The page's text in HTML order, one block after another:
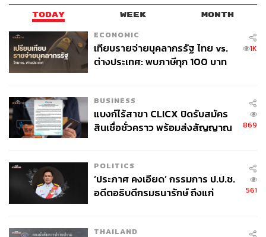
เฟืองเล็กๆ ที่ช่วยก่อร่างสร้างบ้านหลังใหญ่ แล้วที่ผ่านมาบ้าน
เมืองเรามีความขัดแย้ง มีการปฏิวัติ รัฐประหาร เราย้อนกลับ
ไปตั้งแต่ปี 2557 คสช. ยึดอำนาจ ก็บริหารบ้านเมืองอย่างที่เรา
อีก 4 ปีที่ผ่านมาเราก็มีผู้บริหารชุดเดิม ผมดูแล้วว่าเศรษฐกิจก็
มีปัญหา สังคม การเมืองก็มีปัญหา ฉะนั้นวันนี้ที่ผมออกจาก
บ้านหลังใหญ่ไม่ต้องถามเลยว่าผมจะไปไหน
รามคำแหง แล้วมีรัฐประหาร 2549 ผมก็ได้อยู่กับกลุ่มคนวัน
เสาร์ไม่เอาเผด็จการ ต่อมาปี 2553 ผมก็โดนคดีก่อการร้าย
อยู่ในแกนนำ ในการต่อสู้ทุกครั้งเราไม่เคยคิดเลยว่าตัวเองจะ
ทำให้ประชาชนมีประชาธิปไตยที่สมบูรณ์ได้อย่างไร และ
TODAY WEEK MONTH
ECONOMIC
เทียบรายจ่ายบุคลากรรัฐ ไทย vs.
ต่างประเทศ: พบภาษีทุก 100 บาท
1K
BUSINESS
แบงก์ไร้สาขา CLICX ปิดรับสมัคร
สินเชื่อชั่วคราว พร้อมส่งสัญญาณ
869
POLITICS
‘ประภาศ คงเอียด’ กรรมการ ป.ป.ช.
อดีตอธิบดีกรมธนารักษ์ ถึงแก่
561
THAILAND